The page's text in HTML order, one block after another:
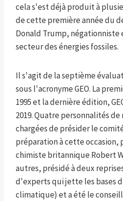
cela s'est déjà produit à
de cette première année du
Donald Trump, négationniste
secteur des énergies fossiles.
Il s'agit de la septième
sous l'acronyme GEO. La
1995 et la dernière édition,
2019. Quatre personnalités
chargées de présider le
préparation à cette occasion,
chimiste britannique Robert
autres, présidé à deux
d'experts qui jette les bases
climatique) et a été le